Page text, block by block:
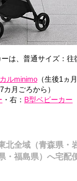
は、普通サイズ：往
ルminimo（生後1ヵ
カ月ごろから）
・右： B型ベビーカー
北全域（青森県・
・福島県）へ宅配